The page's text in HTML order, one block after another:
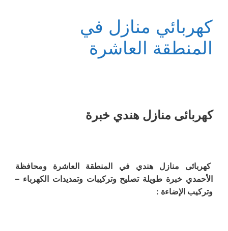
كهربائي منازل في
المنطقة العاشرة
كهربائى منازل هندي خبرة
كهربائى منازل هندي في المنطقة العاشرة ومحافظة
الأحمدي خبرة طويلة تصليح وتركيبات وتمديدات الكهرباء –
وتركيب الإضاءة :